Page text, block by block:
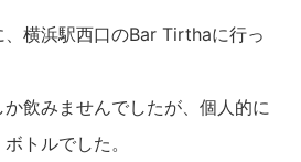
、横浜駅西口のBar Tirthaに行っ
飲みませんでしたが、個人的に
トルでした。